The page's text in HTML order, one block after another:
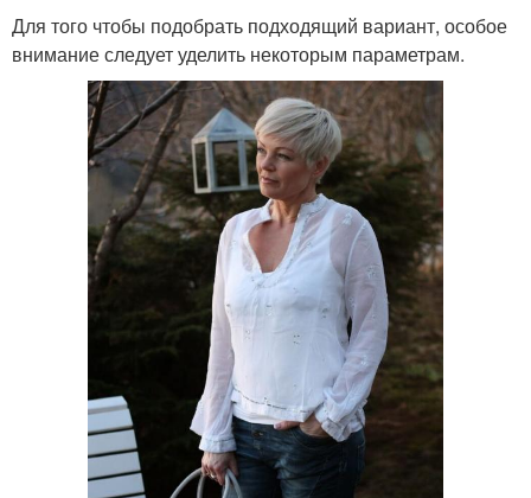
Для того чтобы подобрать подходящий вариант, особое
внимание следует уделить некоторым параметрам.